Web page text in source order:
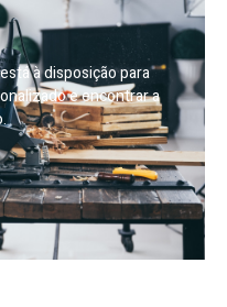
à disposição para
e encontrar a